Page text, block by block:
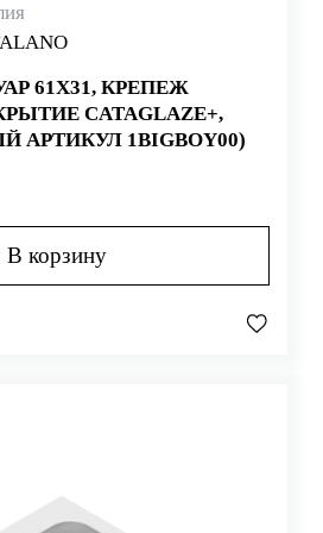
61Х31, КРЕПЕЖ
CATAGLAZE+,
АРТИКУЛ 1BIGBOY00)
В корзину